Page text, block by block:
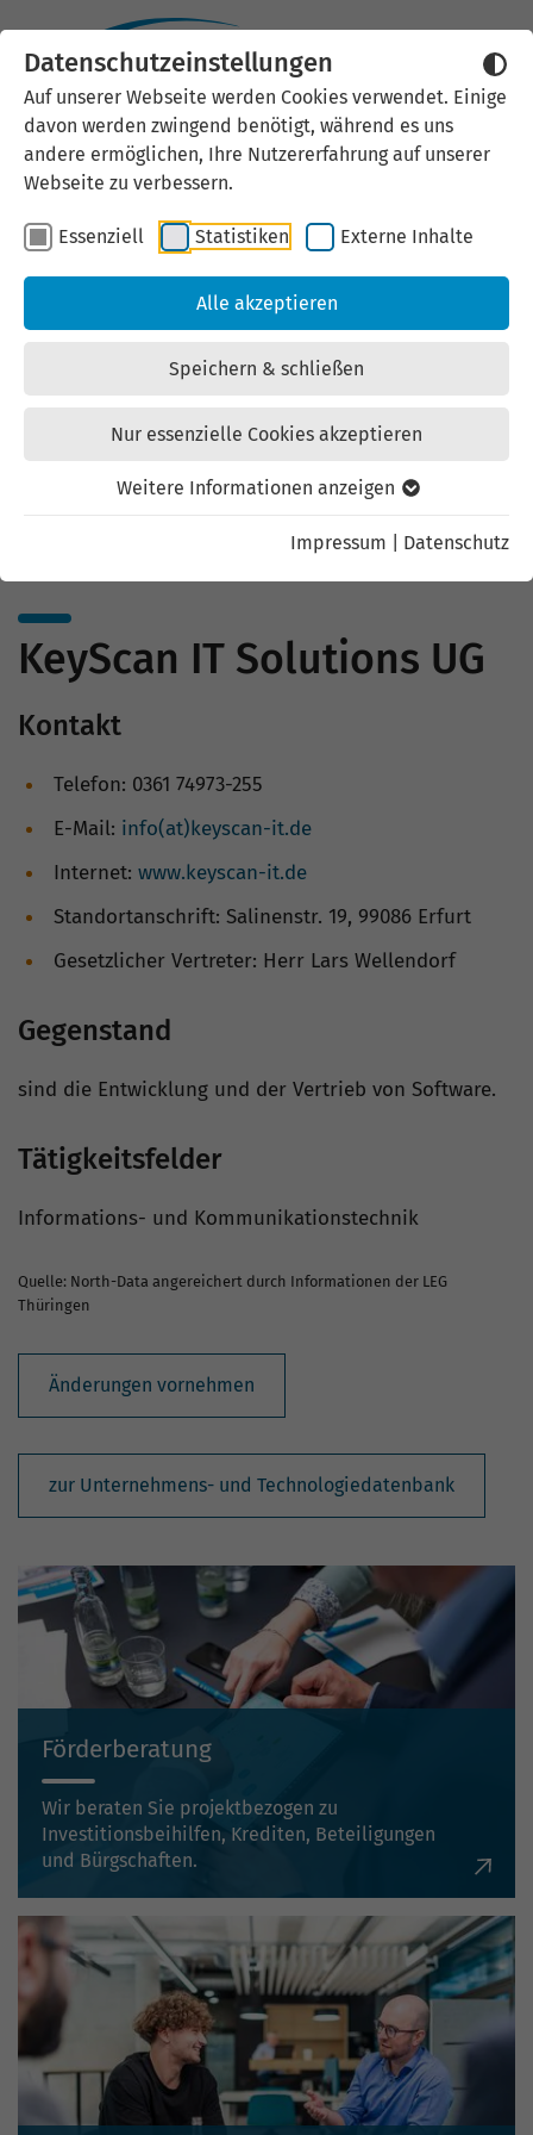
Datenschutzeinstellungen
Auf unserer Webseite werden Cookies verwendet. Einige
davon werden zwingend benötigt, während es uns
andere ermöglichen, Ihre Nutzererfahrung auf unserer
Webseite zu verbessern.
Essenziell Statistiken Externe Inhalte
Alle akzeptieren
Speichern & schließen
Nur essenzielle Cookies akzeptieren
Weitere Informationen anzeigen
Impressum Datenschutz
Externen Inhalt laden
Wir verwenden auf unserer
Website externe Inhalte, um Ihnen
zusätzliche Informationen
anzubieten. Einige externe Inhalte
(z.B. Google Maps, Youtube)
können persönliche Daten (z.B. IP-
Mit der Bestätigung erklären Sie
KeyScan IT Solutions UG
Kontakt
Telefon: 0361 74973-255
E-Mail: info(at)keyscan-it.de
Internet: www.keyscan-it.de
Standortanschrift: Salinenstr. 19, 99086 Erfurt
Gesetzlicher Vertreter: Herr Lars Wellendorf
Gegenstand
sind die Entwicklung und der Vertrieb von Software.
Tätigkeitsfelder
Informations- und Kommunikationstechnik
Quelle: North-Data angereichert durch Informationen der LEG
Thüringen
Änderungen vornehmen
zur Unternehmens- und Technologiedatenbank
Förderberatung
Wir beraten Sie projektbezogen zu
Investitionsbeihilfen, Krediten, Beteiligungen
und Bürgschaften.